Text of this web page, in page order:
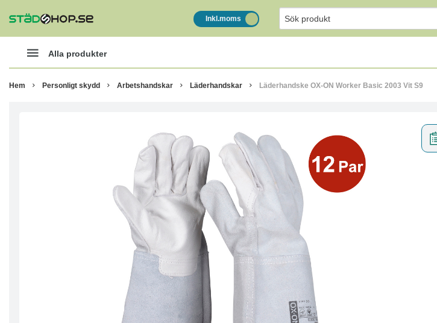
Inkl.moms
Alla produkter
Hem Personligt skydd Arbetshandskar Läderhandskar Läderhandske OX-ON Worker Basic 2003 Vit S9